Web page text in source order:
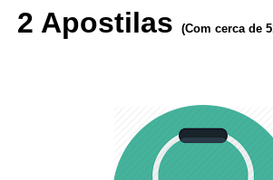
2 Apostilas (Com cerca de